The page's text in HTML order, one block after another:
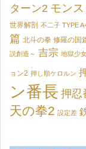
ターン2 モン
世界解剖 不二子 TYPE
篇 北斗の拳 修羅の国
説創造～ 吉宗 地獄少
ョン2 押し順ケロルン
ン番長 押忍
天の拳2 設定差